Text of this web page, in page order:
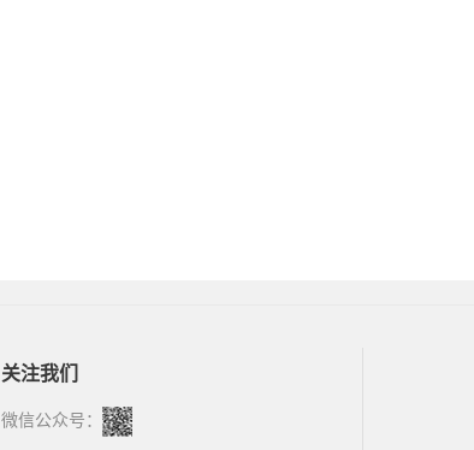
关注我们
微信公众号：